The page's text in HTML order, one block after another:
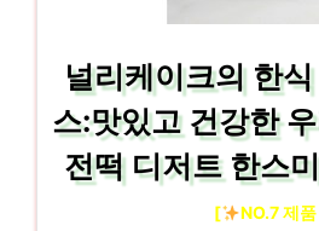
널리케이크의 한
스:맛있고 건강한
전떡 디저트 한스
[ NO.7 제